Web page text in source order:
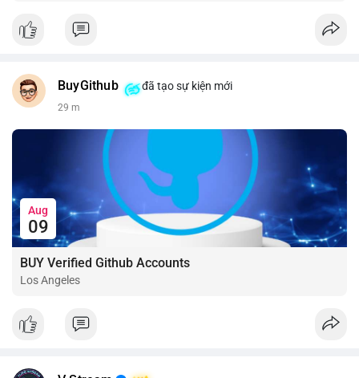
BuyGithub đã tạo sự kiện mới
29 m
Aug
09
BUY Verified Github Accounts
Los Angeles